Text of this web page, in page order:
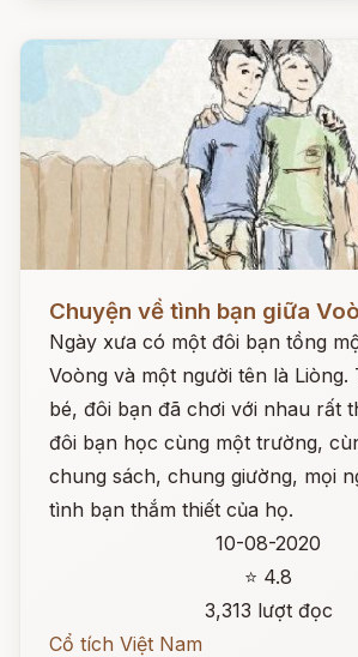
Chuyện về tình bạn giữa
Ngày xưa có một đôi bạn tồng
Voòng và một người tên là Liòng.
bé, đôi bạn đã chơi với nhau rất
đôi bạn học cùng một trường,
chung sách, chung giường, mọi
tình bạn thắm thiết của họ.
10-08-2020
⭐ 4.8
3,313 lượt đọc
Cổ tích Việt Nam